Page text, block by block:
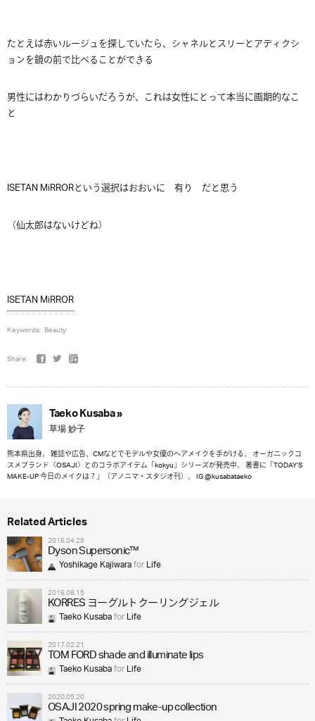
たとえば赤いルージュを探していたら、シャネルとスリーとアディクシ
ョンを鏡の前で比べることができる
男性にはわかりづらいだろうが、これは女性にとって本当に画期的なこ
と
ISETAN MiRRORという選択はおおいに 有り だと思う
（仙太郎はないけどね）
ISETAN MiRROR
Keywords: Beauty
Share:
Taeko Kusaba »
草場 妙子
熊本県出身。 雑誌や広告、CMなどでモデルや女優のヘアメイクを手がける。 オーガニックコ
スメブランド〈OSAJI〉とのコラボアイテム「kokyu」シリーズが発売中。 著書に「TODAY’S
MAKE-UP 今日のメイクは？」（アノニマ・スタジオ刊）。 IG @kusabataeko
Related Articles
2016.04.29
Dyson Supersonic™
Yoshikage KajiwaraforLife
2016.08.15
KORRES ヨーグルトクーリングジェル
Taeko KusabaforLife
2017.02.21
TOM FORD shade and illuminate lips
Taeko KusabaforLife
2020.05.20
OSAJI 2020 spring make-up collection